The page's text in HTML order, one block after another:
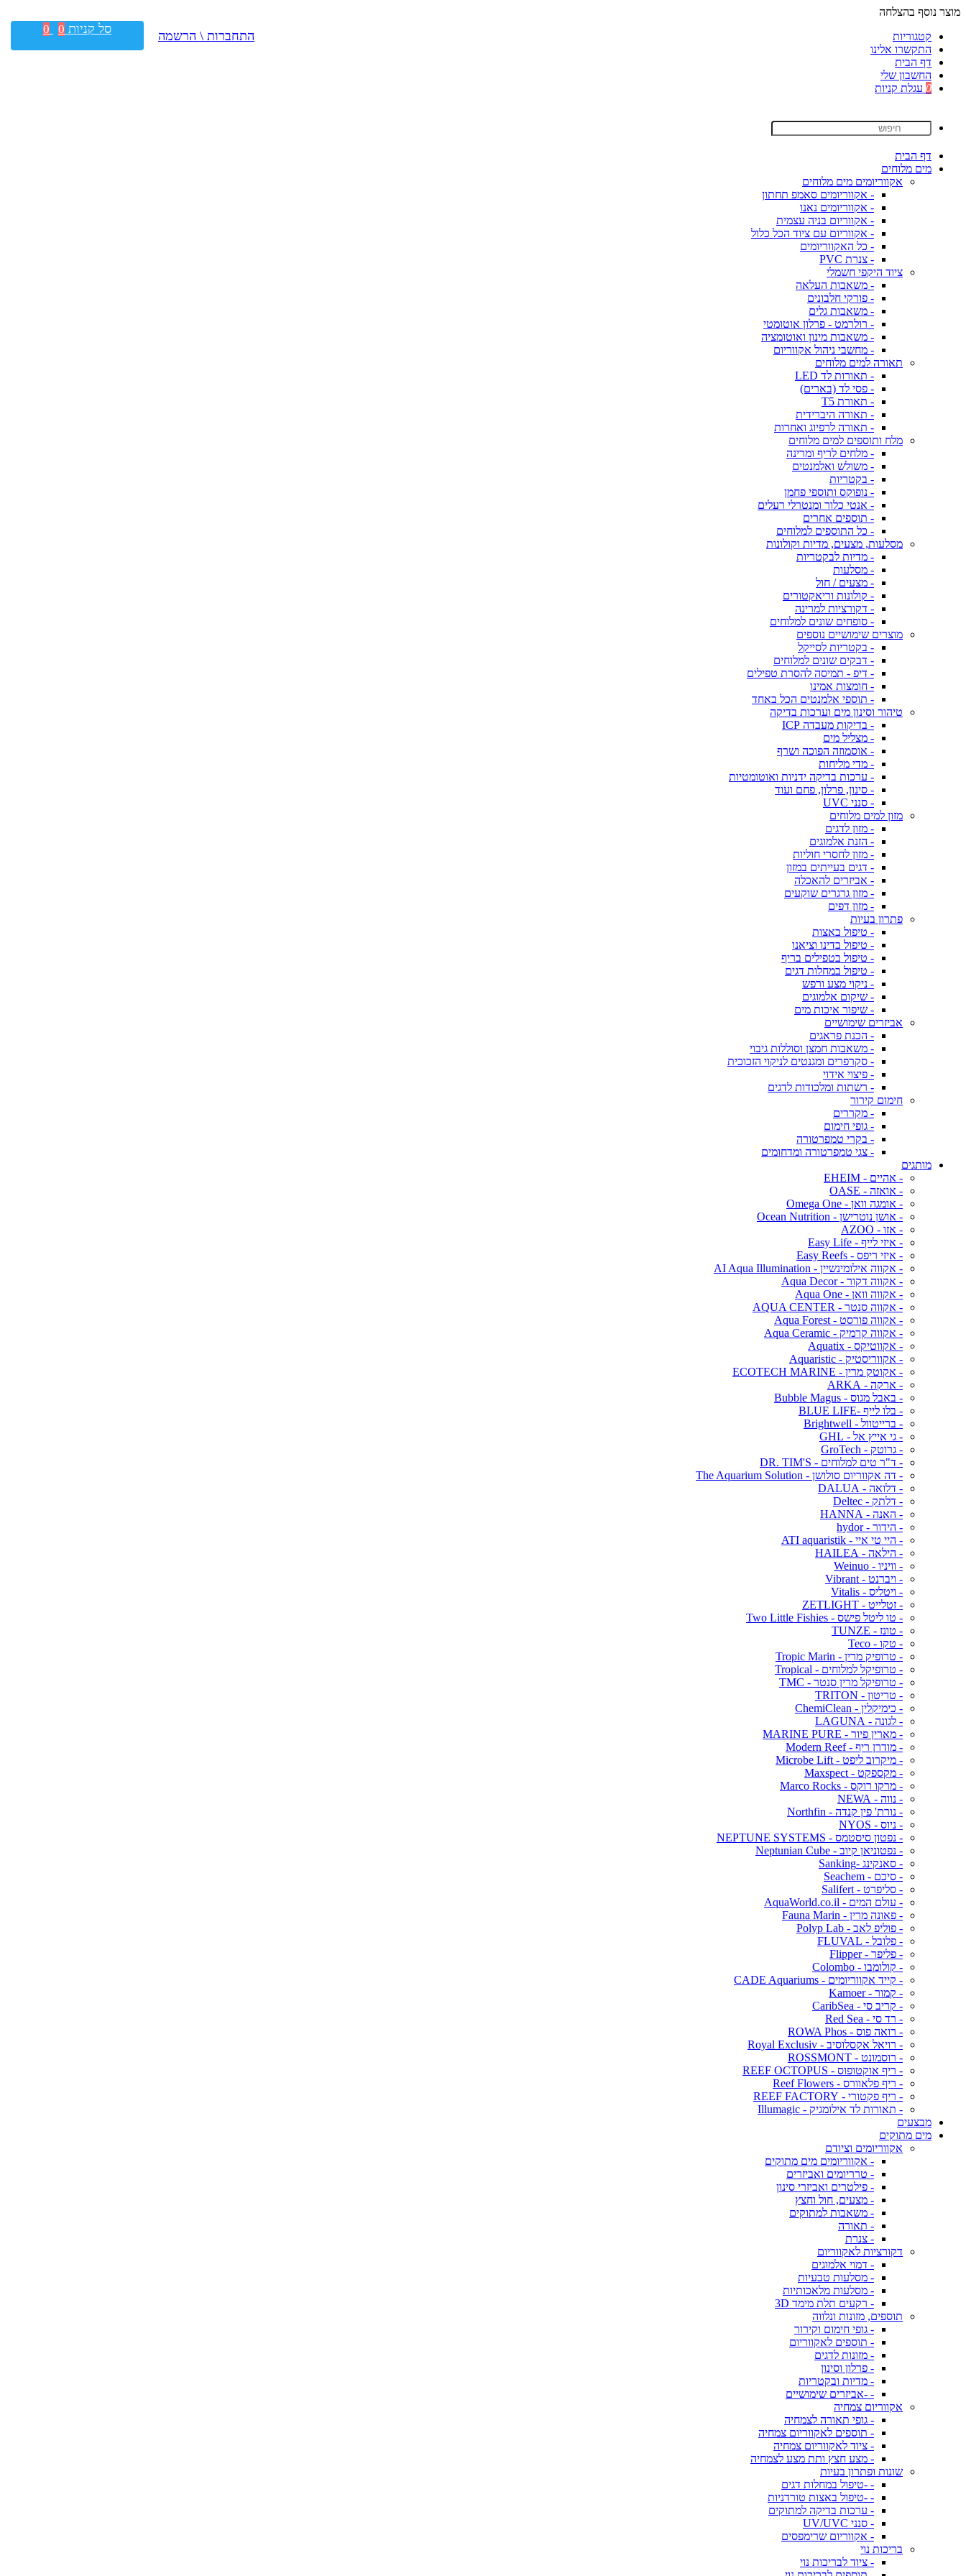
מוצר נוסף בהצלחה
קטגוריות
התקשרו אלינו
דף הבית
החשבון שלי
0 עגלת קניות
דף הבית
מים מלוחים
אקווריומים מים מלוחים
- אקווריומים סאמפ תחתון
- אקווריומים נאנו
- אקווריום בניה עצמית
- אקווריום עם ציוד הכל כלול
- כל האקווריומים
- צנרת PVC
ציוד היקפי חשמלי
- משאבות העלאה
- פורקי חלבונים
- משאבות גלים
- רולרמט - פרלון אוטומטי
- משאבות מינון ואוטומציה
- מחשבי ניהול אקווריום
תאורה למים מלוחים
- תאורות לד LED
- פסי לד (בארים)
- תאורת T5
- תאורה היברידית
- תאורה לרפיוג ואחרות
מלח ותוספים למים מלוחים
- מלחים לריף ומרינה
- משולש ואלמנטים
- בקטריות
- נופוקס ותוספי פחמן
- אנטי כלור ומנטרלי רעלים
- תוספים אחרים
- כל התוספים למלוחים
מסלעות, מצעים, מדיות וקולונות
- מדיות לבקטריות
- מסלעות
- מצעים / חול
- קולונות וריאקטורים
- דקורציות למרינה
- סופחים שונים למלוחים
מוצרים שימושיים נוספים
- בקטריות לסייקל
- דבקים שונים למלוחים
- דיפ - תמיסה להסרת טפילים
- חומצות אמינו
- תוספי אלמנטים הכל באחד
טיהור וסינון מים וערכות בדיקה
- בדיקות מעבדה ICP
- מצליל מים
- אוסמוזה הפוכה ושרף
- מדי מליחות
- ערכות בדיקה ידניות ואוטומטיות
- סינון, פרלון, פחם ועוד
- סנני UVC
מזון למים מלוחים
- מזון לדגים
- הזנת אלמוגים
- מזון לחסרי חוליות
- דגים בעייתים במזון
- אביזרים להאכלה
- מזון גרגרים שוקעים
- מזון דפים
פתרון בעיות
- טיפול באצות
- טיפול בדינו וציאנו
- טיפול בטפילים בריף
- טיפול במחלות דגים
- ניקוי מצע ורפש
- שיקום אלמוגים
- שיפור איכות מים
אביזרים שימושיים
- הכנת פראגים
- משאבות חמצן וסוללות גיבוי
- סקרפרים ומגנטים לניקוי הזכוכית
- פיצוי אידוי
- רשתות ומלכודות לדגים
חימום קירור
- מקררים
- גופי חימום
- בקרי טמפרטורה
- צגי טמפרטורה ומדחומים
מותגים
- אהיים - EHEIM
- אואזה - OASE
- אומגה וואן - Omega One
- אושן נוטרישן - Ocean Nutrition
- אזו - AZOO
- איזי לייף - Easy Life
- איזי ריפס - Easy Reefs
- אקווה אילומינשיין - AI Aqua Illumination
- אקווה דקור - Aqua Decor
- אקווה וואן - Aqua One
- אקווה סנטר - AQUA CENTER
- אקווה פורסט - Aqua Forest
- אקווה קרמיק - Aqua Ceramic
- אקווטיקס - Aquatix
- אקווריסטיק - Aquaristic
- אקוטק מרין - ECOTECH MARINE
- ארקה - ARKA
- באבל מגוס - Bubble Magus
- בלו לייף -BLUE LIFE
- ברייטוול - Brightwell
- גי אייץ אל - GHL
- גרוטק - GroTech
- ד"ר טים למלוחים - DR. TIM'S
- דה אקווריום סולושן - The Aquarium Solution
- דלואה - DALUA
- דלתק - Deltec
- האנה - HANNA
- הידור - hydor
- היי טי איי - ATI aquaristik
- הילאה - HAILEA
- וויניו - Weinuo
- ויברנט - Vibrant
- ויטליס - Vitalis
- זטלייט - ZETLIGHT
- טו ליטל פישס - Two Little Fishies
- טונז - TUNZE
- טקו - Teco
- טרופיק מרין - Tropic Marin
- טרופיקל למלוחים - Tropical
- טרופיקל מרין סנטר - TMC
- טריטון - TRITON
- כימיקלין - ChemiClean
- לגונה - LAGUNA
- מארין פיור - MARINE PURE
- מודרן ריף - Modern Reef
- מיקרוב ליפט - Microbe Lift
- מקספקט - Maxspect
- מרקו רוקס - Marco Rocks
- נווה - NEWA
- נורת' פין קנדה - Northfin
- ניוס - NYOS
- נפטון סיסטמס - NEPTUNE SYSTEMS
- נפטוניאן קיוב - Neptunian Cube
- סאנקינג -Sanking
- סיכם - Seachem
- סליפרט - Salifert
- עולם המים - AquaWorld.co.il
- פאונה מרין - Fauna Marin
- פוליפ לאב - Polyp Lab
- פלובל - FLUVAL
- פליפר - Flipper
- קולומבו - Colombo
- קייד אקווריומים - CADE Aquariums
- קמור - Kamoer
- קריב סי - CaribSea
- רד סי - Red Sea
- רואה פוס - ROWA Phos
- רויאל אקסלוסיב - Royal Exclusiv
- רוסמונט - ROSSMONT
- ריף אוקטופוס - REEF OCTOPUS
- ריף פלאוורס - Reef Flowers
- ריף פקטורי - REEF FACTORY
- תאורות לד אילומגיק - Illumagic
מבצעים
מים מתוקים
אקווריומים וציודם
- אקווריומים מים מתוקים
- טרריומים ואביזרים
- פילטרים ואביזרי סינון
- מצעים, חול וחצץ
- משאבות למתוקים
- תאורה
- צנרת
דקורציות לאקווריום
- דמוי אלמוגים
- מסלעות טבעיות
- מסלעות מלאכותיות
- רקעים תלת מימד 3D
תוספים, מזונות ונלווה
- גופי חימום וקירור
- תוספים לאקווריום
- מזונות לדגים
- פרלון וסינון
- מדיות ובקטריות
- -אביזרים שימושיים
אקווריום צמחיה
- גופי תאורה לצמחיה
- תוספים לאקווריום צמחיה
- ציוד לאקווריום צמחיה
- מצע חצץ ותת מצע לצמחיה
שונות ופתרון בעיות
- -טיפול במחלות דגים
- -טיפול באצות טורדניות
- ערכות בדיקה למתוקים
- סנני UV/UVC
- אקווריום שרימפסים
בריכות נוי
- ציוד לבריכות נוי
התחברות \ הרשמה סל קניות 0
0